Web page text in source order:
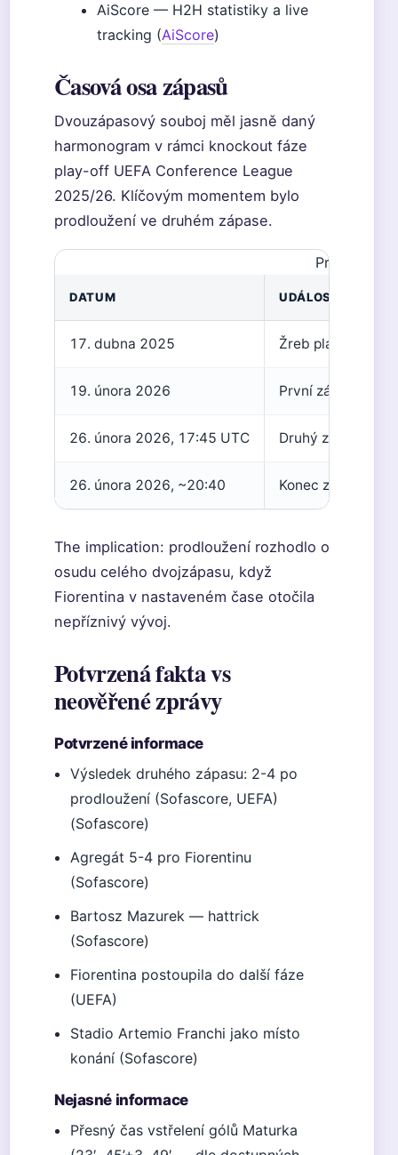
AiScore — H2H statistiky a live
tracking (AiScore)
Časová osa zápasů
Dvouzápasový souboj měl jasně daný
harmonogram v rámci knockout fáze
play-off UEFA Conference League
2025/26. Klíčovým momentem bylo
prodloužení ve druhém zápase.
Průběh
DATUM UDÁLOST
17. dubna 2025 Žreb play-off
19. února 2026 První zápas:
26. února 2026, 17:45 UTC Druhý zápas:
26. února 2026, ~20:40 Konec zápasu
The implication: prodloužení rozhodlo o
osudu celého dvojzápasu, když
Fiorentina v nastaveném čase otočila
nepříznivý vývoj.
Potvrzená fakta vs
neověřené zprávy
Potvrzené informace
Výsledek druhého zápasu: 2-4 po
prodloužení (Sofascore, UEFA)
(Sofascore)
Agregát 5-4 pro Fiorentinu
(Sofascore)
Bartosz Mazurek — hattrick
(Sofascore)
Fiorentina postoupila do další fáze
(UEFA)
Stadio Artemio Franchi jako místo
konání (Sofascore)
Nejasné informace
Přesný čas vstřelení gólů Maturka